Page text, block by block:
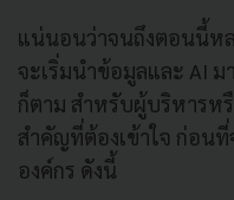
แน่นอนว่าจนถึงตอนนี้ห
จะเริ่มนำข้อมูลและ AI ม
ก็ตาม สำหรับผู้บริหารห
สำคัญที่ต้องเข้าใจ ก่อนที่
องค์กร ดังนี้